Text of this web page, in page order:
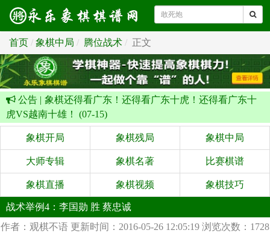
首页 象棋中局 腾位战术 正文
公告 | 象棋还得看广东！还得看广东十虎！还得看广东十
虎VS越南十雄！ (07-15)
象棋开局 象棋残局 象棋中局
大师专辑 象棋名著 比赛棋谱
象棋直播 象棋视频 象棋技巧
战术举例4：李国勋 胜 蔡忠诚
作者：观棋不语 更新时间：2016-05-26 12:05:19 浏览次数：1728